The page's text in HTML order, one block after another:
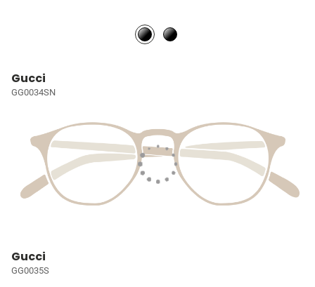
Gucci
GG0034SN
Gucci
GG0035S